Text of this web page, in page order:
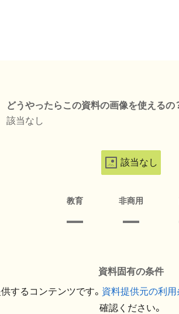
どうやったらこの資料の画像を使えるの
該当なし
該当なし
教育 非商用
資料固有の条件
するコンテンツです。 資料提供元の利
確認ください。